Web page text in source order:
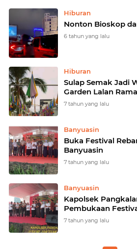
Hiburan
Nonton Bioskop
6 tahun yang lalu
Hiburan
Sulap Semak Jadi
Garden Lalan
7 tahun yang lalu
Banyuasin
Buka Festival
Banyuasin
7 tahun yang lalu
Banyuasin
Kapolsek
Pembukaan
7 tahun yang lalu